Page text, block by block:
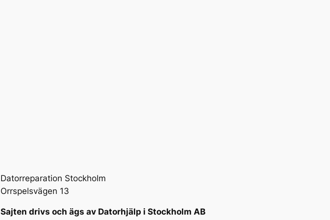
Datorreparation Stockholm
Orrspelsvägen 13
Sajten drivs och ägs av Datorhjälp i Stockholm AB